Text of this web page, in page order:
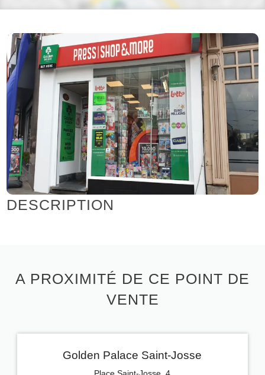
DESCRIPTION
A PROXIMITÉ DE CE POINT DE
VENTE
Golden Palace Saint-Josse
Place Saint-Josse, 4